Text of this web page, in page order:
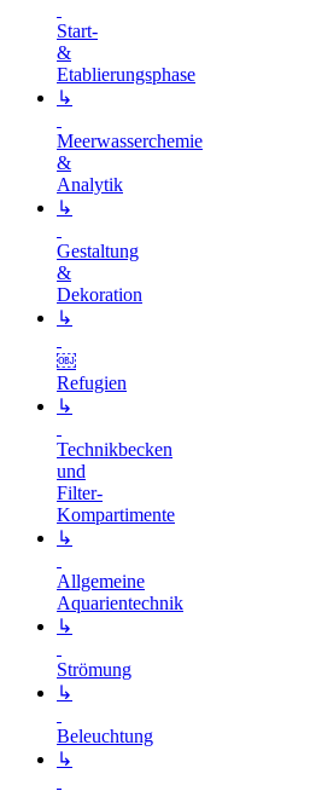
Start-
&
Etablierungsphase
↳
Meerwasserchemie
&
Analytik
↳
Gestaltung
&
Dekoration
↳
￼
Refugien
↳
Technikbecken
und
Filter-
Kompartimente
↳
Allgemeine
Aquarientechnik
↳
Strömung
↳
Beleuchtung
↳